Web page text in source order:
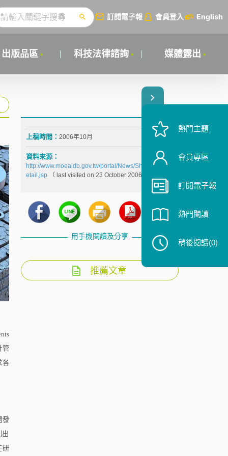
訂閱電子報 會員登入 English
出版品區 科技法律諮詢 媒體露出
管
各
發
出
研
上稿時間： 2006年10月
資料來源：
http://www.moeaidb.gov.tw/portal/News/ShowNewsD
etail.jsp
（ last visited on 23 October 2006 ）
用手機閱讀及分享
推薦文章
熱門主題
會員專區
訂閱電子報
熱門閱讀
稍後閱讀(0)